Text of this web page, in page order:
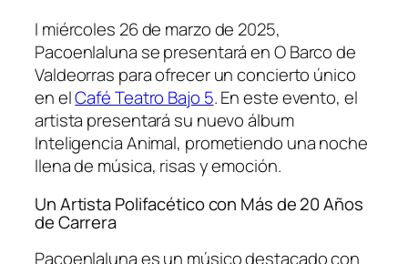
l miércoles 26 de marzo de 2025,
Pacoenlaluna se presentará en O Barco de
Valdeorras para ofrecer un concierto único
en elCafé Teatro Bajo 5. En este evento, el
artista presentará su nuevo álbum
Inteligencia Animal, prometiendo una noche
llena de música, risas y emoción.
Un Artista Polifacético con Más de 20 Años
de Carrera
Pacoenlaluna es un músico destacado con